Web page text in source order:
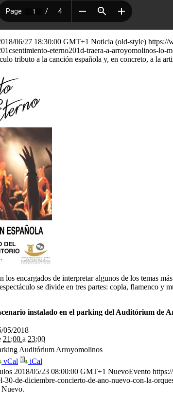
06/27 18:30:00 GMT+1 Noticia (old-style) https://
eterno201d-traera-a-arroyomolinos-lo-
tributo a la canción española y, en concreto, a la
encargados de interpretar algunos de los temas
se divide en tres partes: copla, flamenco y
instalado en el parking del Auditórium de
05/2018
21:00 a 23:00
Auditórium Arroyomolinos
vCal
iCal
2018/05/23 08:00:00 GMT+1 NuevoEvento
30-de-diciembre-concierto-de-ano-nuevo-con-la-